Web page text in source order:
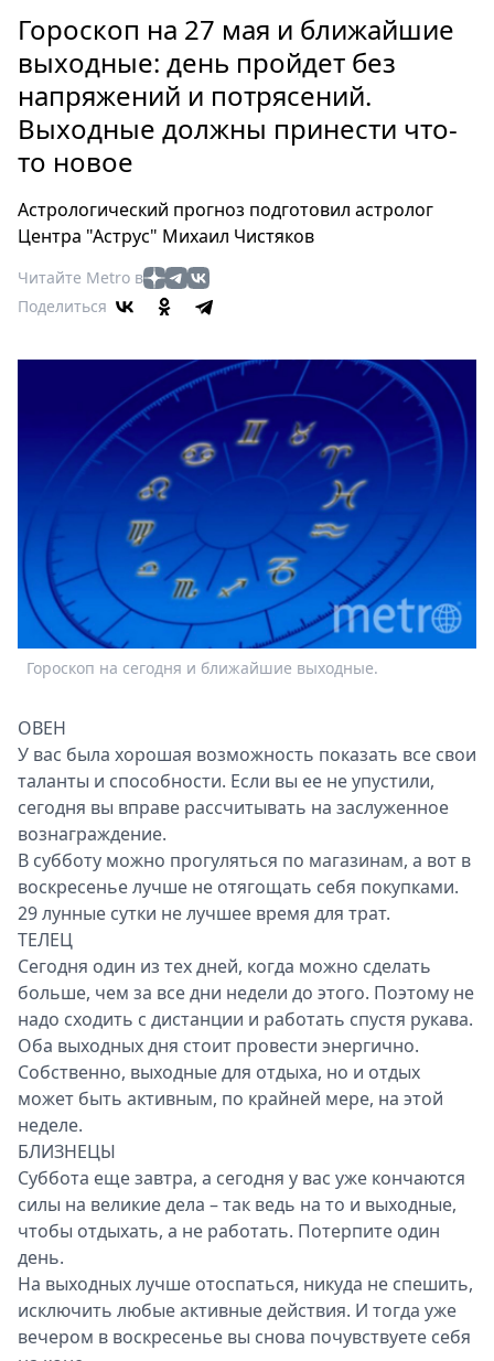
Россия
Мир
Здоровье
Еда
Туризм
Театр
Кино
Афиша
Книги
Пресс-
релизы
О
Metro
Стримы
Спецпроекты
Звезды
Выборы
2026
Скачай
Metro
Гороскоп на 27 мая и ближайшие
выходные: день пройдет без
напряжений и потрясений.
Выходные должны принести что-
то новое
Астрологический прогноз подготовил астролог
Центра "Аструс" Михаил Чистяков
Читайте Metro в
Поделиться
Гороскоп на сегодня и ближайшие выходные.
ОВЕН
У вас была хорошая возможность показать все свои
таланты и способности. Если вы ее не упустили,
сегодня вы вправе рассчитывать на заслуженное
вознаграждение.
В субботу можно прогуляться по магазинам, а вот в
воскресенье лучше не отягощать себя покупками.
29 лунные сутки не лучшее время для трат.
ТЕЛЕЦ
Сегодня один из тех дней, когда можно сделать
больше, чем за все дни недели до этого. Поэтому не
надо сходить с дистанции и работать спустя рукава.
Оба выходных дня стоит провести энергично.
Собственно, выходные для отдыха, но и отдых
может быть активным, по крайней мере, на этой
неделе.
БЛИЗНЕЦЫ
Суббота еще завтра, а сегодня у вас уже кончаются
силы на великие дела – так ведь на то и выходные,
чтобы отдыхать, а не работать. Потерпите один
день.
На выходных лучше отоспаться, никуда не спешить,
исключить любые активные действия. И тогда уже
вечером в воскресенье вы снова почувствуете себя